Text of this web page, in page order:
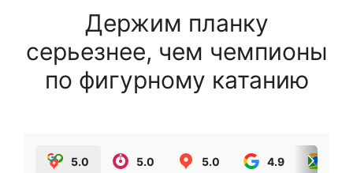
Держим планку
серьезнее, чем чемпионы
по фигурному катанию
5.0 5.0 5.0 4.9